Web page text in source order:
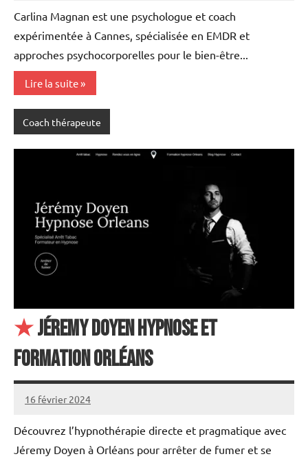
Carlina Magnan est une psychologue et coach
expérimentée à Cannes, spécialisée en EMDR et
approches psychocorporelles pour le bien-être...
Lire la suite
Coach thérapeute
★Jéremy Doyen Hypnose et
Formation Orléans
16 février 2024
annuairecoaching
Découvrez l’hypnothérapie directe et pragmatique avec
Jéremy Doyen à Orléans pour arrêter de fumer et se